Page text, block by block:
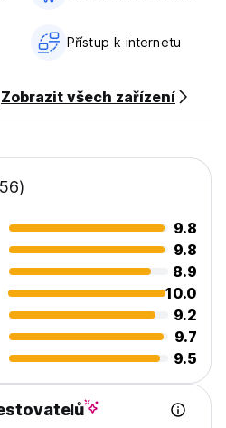
Přístup k internetu
Zobrazit všech zařízení
9.8
9.8
8.9
10.0
9.2
9.7
9.5